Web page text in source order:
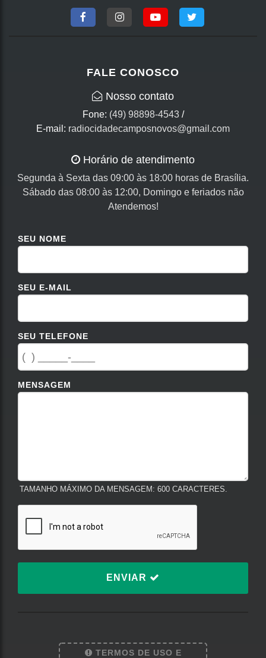
FALE CONOSCO
Nosso contato
Fone: (49) 98898-4543/
E-mail: radiocidadecamposnovos@gmail.com
Horário de atendimento
Segunda à Sexta das 09:00 às 18:00 horas de Brasília.
Sábado das 08:00 às 12:00, Domingo e feriados não
Atendemos!
SEU NOME
SEU E-MAIL
SEU TELEFONE
MENSAGEM
TAMANHO MÁXIMO DA MENSAGEM: 600 CARACTERES.
ENVIAR
TERMOS DE USO E